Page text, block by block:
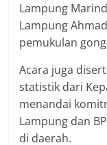
Lampung
Lampung
pemukulan
Acara juga
statistik dari
menandai
Lampung dan
di daerah.